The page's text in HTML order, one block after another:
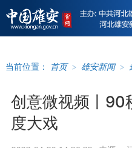
当前位置： 首页 > 雄安新闻 >
创意微视频丨90
度大戏